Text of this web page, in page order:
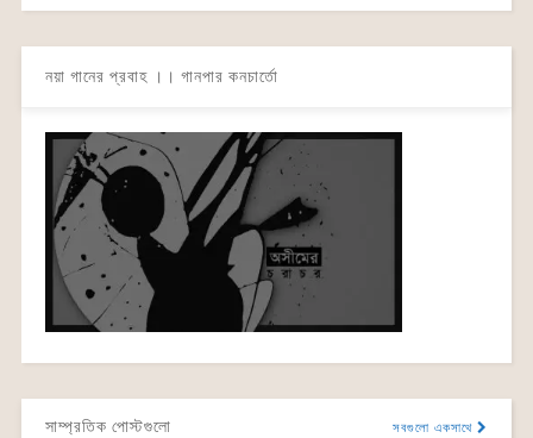
নয়া গানের প্রবাহ ।। গানপার কনচার্তো
সাম্প্রতিক পোস্টগুলো সবগুলো একসাথে